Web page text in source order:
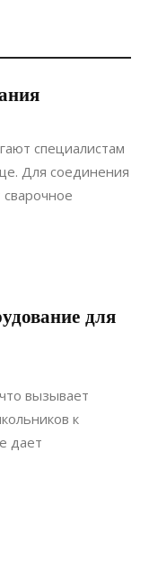
специалистам
Для соединения
для
вызывает
к
дает